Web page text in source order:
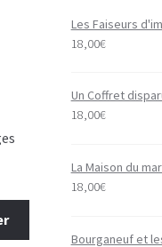
Les Faiseurs
18,00€
Un Coffret
18,00€
La Maison du
18,00€
Bourganeuf et